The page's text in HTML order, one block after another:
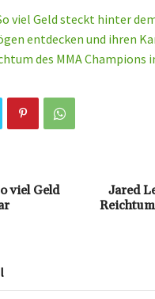
viel Geld steckt hinter
entdecken und ihren
des MMA Champions
viel Geld
Jared